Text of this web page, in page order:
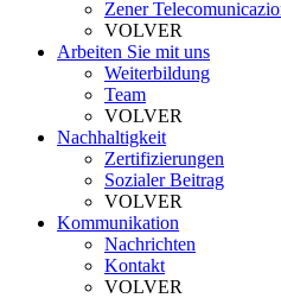
Zener
VOLVER
Arbeiten Sie mit uns
Weiterbildung
Team
VOLVER
Nachhaltigkeit
Zertifizierungen
Sozialer Beitrag
VOLVER
Kommunikation
Nachrichten
Kontakt
VOLVER